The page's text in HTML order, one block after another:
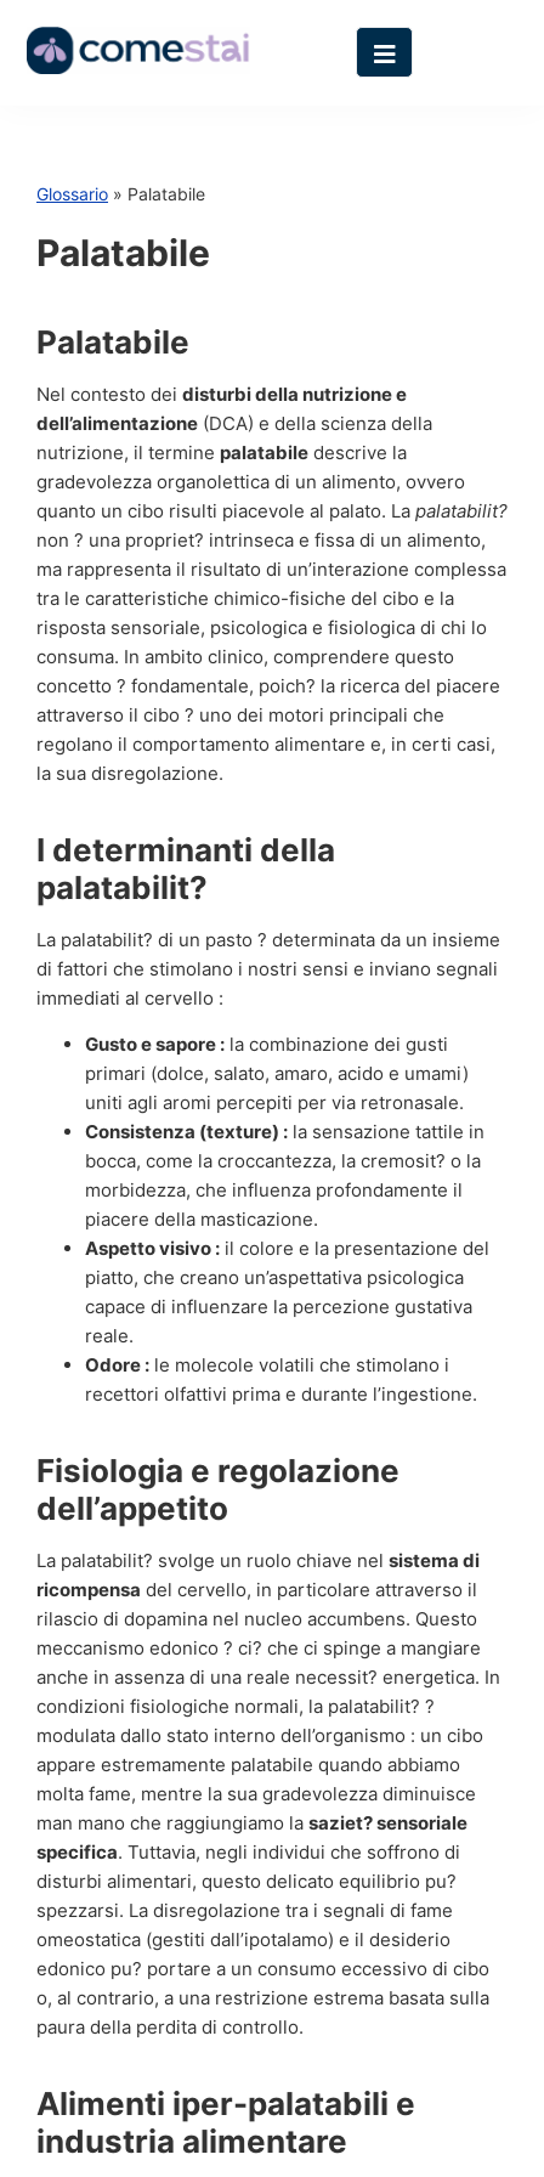
Glossario » Palatabile
Palatabile
Palatabile
Nel contesto dei disturbi della nutrizione e
dell’alimentazione (DCA) e della scienza della
nutrizione, il termine palatabile descrive la
gradevolezza organolettica di un alimento, ovvero
quanto un cibo risulti piacevole al palato. La palatabilit?
non ? una propriet? intrinseca e fissa di un alimento,
ma rappresenta il risultato di un’interazione complessa
tra le caratteristiche chimico-fisiche del cibo e la
risposta sensoriale, psicologica e fisiologica di chi lo
consuma. In ambito clinico, comprendere questo
concetto ? fondamentale, poich? la ricerca del piacere
attraverso il cibo ? uno dei motori principali che
regolano il comportamento alimentare e, in certi casi,
la sua disregolazione.
I determinanti della
palatabilit?
La palatabilit? di un pasto ? determinata da un insieme
di fattori che stimolano i nostri sensi e inviano segnali
immediati al cervello :
Gusto e sapore : la combinazione dei gusti
primari (dolce, salato, amaro, acido e umami)
uniti agli aromi percepiti per via retronasale.
Consistenza (texture) : la sensazione tattile in
bocca, come la croccantezza, la cremosit? o la
morbidezza, che influenza profondamente il
piacere della masticazione.
Aspetto visivo : il colore e la presentazione del
piatto, che creano un’aspettativa psicologica
capace di influenzare la percezione gustativa
reale.
Odore : le molecole volatili che stimolano i
recettori olfattivi prima e durante l’ingestione.
Fisiologia e regolazione
dell’appetito
La palatabilit? svolge un ruolo chiave nel sistema di
ricompensa del cervello, in particolare attraverso il
rilascio di dopamina nel nucleo accumbens. Questo
meccanismo edonico ? ci? che ci spinge a mangiare
anche in assenza di una reale necessit? energetica. In
condizioni fisiologiche normali, la palatabilit? ?
modulata dallo stato interno dell’organismo : un cibo
appare estremamente palatabile quando abbiamo
molta fame, mentre la sua gradevolezza diminuisce
man mano che raggiungiamo la saziet? sensoriale
specifica. Tuttavia, negli individui che soffrono di
disturbi alimentari, questo delicato equilibrio pu?
spezzarsi. La disregolazione tra i segnali di fame
omeostatica (gestiti dall’ipotalamo) e il desiderio
edonico pu? portare a un consumo eccessivo di cibo
o, al contrario, a una restrizione estrema basata sulla
paura della perdita di controllo.
Alimenti iper-palatabili e
industria alimentare